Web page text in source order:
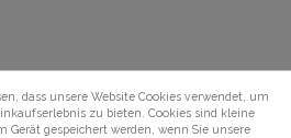
dass unsere Website Cookies verwendet, um
zu bieten. Cookies sind kleine
Gerät gespeichert werden, wenn Sie unsere